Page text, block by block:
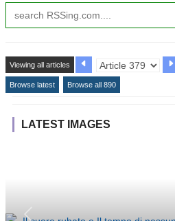
Viewing all articles
Browse latest Browse all 890
LATEST IMAGES